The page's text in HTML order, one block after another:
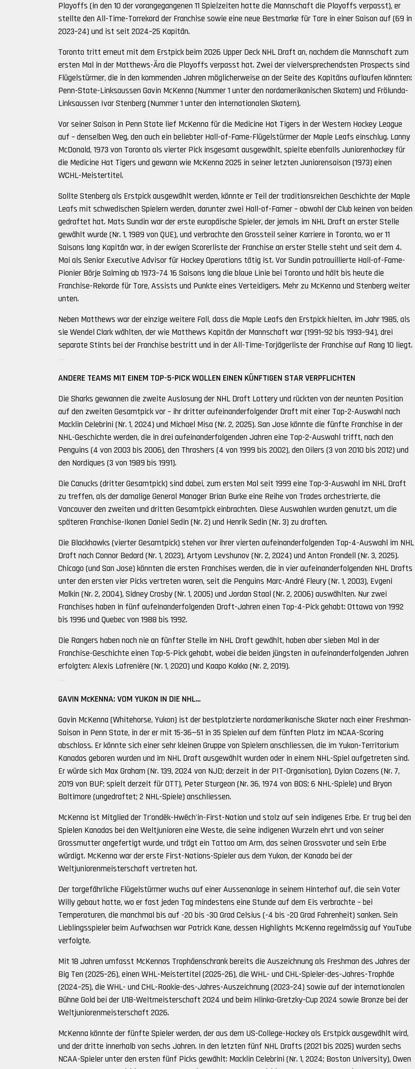
Playoffs (in den 10 der vorangegangenen 11 Spielzeiten hatte die Mannschaft die Playoffs verpasst), er
stellte den All-Time-Torrekord der Franchise sowie eine neue Bestmarke für Tore in einer Saison auf (69 in
2023–24) und ist seit 2024–25 Kapitän.
Toronto tritt erneut mit dem Erstpick beim 2026 Upper Deck NHL Draft an, nachdem die Mannschaft zum
ersten Mal in der Matthews-Ära die Playoffs verpasst hat. Zwei der vielversprechendsten Prospects sind
Flügelstürmer, die in den kommenden Jahren möglicherweise an der Seite des Kapitäns auflaufen könnten:
Penn-State-Linksaussen Gavin McKenna (Nummer 1 unter den nordamerikanischen Skatern) und Frölunda-
Linksaussen Ivar Stenberg (Nummer 1 unter den internationalen Skatern).
Vor seiner Saison in Penn State lief McKenna für die Medicine Hat Tigers in der Western Hockey League
auf – denselben Weg, den auch ein beliebter Hall-of-Fame-Flügelstürmer der Maple Leafs einschlug. Lanny
McDonald, 1973 von Toronto als vierter Pick insgesamt ausgewählt, spielte ebenfalls Juniorenhockey für
die Medicine Hat Tigers und gewann wie McKenna 2025 in seiner letzten Juniorensaison (1973) einen
WCHL-Meistertitel.
Sollte Stenberg als Erstpick ausgewählt werden, könnte er Teil der traditionsreichen Geschichte der Maple
Leafs mit schwedischen Spielern werden, darunter zwei Hall-of-Famer – obwohl der Club keinen von beiden
gedraftet hat. Mats Sundin war der erste europäische Spieler, der jemals im NHL Draft an erster Stelle
gewählt wurde (Nr. 1, 1989 von QUE), und verbrachte den Grossteil seiner Karriere in Toronto, wo er 11
Saisons lang Kapitän war, in der ewigen Scorerliste der Franchise an erster Stelle steht und seit dem 4.
Mai als Senior Executive Advisor für Hockey Operations tätig ist. Vor Sundin patrouillierte Hall-of-Fame-
Pionier Börje Salming ab 1973–74 16 Saisons lang die blaue Linie bei Toronto und hält bis heute die
Franchise-Rekorde für Tore, Assists und Punkte eines Verteidigers. Mehr zu McKenna und Stenberg weiter
unten.
Neben Matthews war der einzige weitere Fall, dass die Maple Leafs den Erstpick hielten, im Jahr 1985, als
sie Wendel Clark wählten, der wie Matthews Kapitän der Mannschaft war (1991–92 bis 1993–94), drei
separate Stints bei der Franchise bestritt und in der All-Time-Torjägerliste der Franchise auf Rang 10 liegt.
ANDERE TEAMS MIT EINEM TOP-5-PICK WOLLEN EINEN KÜNFTIGEN STAR VERPFLICHTEN
Die Sharks gewannen die zweite Auslosung der NHL Draft Lottery und rückten von der neunten Position
auf den zweiten Gesamtpick vor – ihr dritter aufeinanderfolgender Draft mit einer Top-2-Auswahl nach
Macklin Celebrini (Nr. 1, 2024) und Michael Misa (Nr. 2, 2025). San Jose könnte die fünfte Franchise in der
NHL-Geschichte werden, die in drei aufeinanderfolgenden Jahren eine Top-2-Auswahl trifft, nach den
Penguins (4 von 2003 bis 2006), den Thrashers (4 von 1999 bis 2002), den Oilers (3 von 2010 bis 2012) und
den Nordiques (3 von 1989 bis 1991).
Die Canucks (dritter Gesamtpick) sind dabei, zum ersten Mal seit 1999 eine Top-3-Auswahl im NHL Draft
zu treffen, als der damalige General Manager Brian Burke eine Reihe von Trades orchestrierte, die
Vancouver den zweiten und dritten Gesamtpick einbrachten. Diese Auswahlen wurden genutzt, um die
späteren Franchise-Ikonen Daniel Sedin (Nr. 2) und Henrik Sedin (Nr. 3) zu draften.
Die Blackhawks (vierter Gesamtpick) stehen vor ihrer vierten aufeinanderfolgenden Top-4-Auswahl im NHL
Draft nach Connor Bedard (Nr. 1, 2023), Artyom Levshunov (Nr. 2, 2024) und Anton Frondell (Nr. 3, 2025).
Chicago (und San Jose) könnten die ersten Franchises werden, die in vier aufeinanderfolgenden NHL Drafts
unter den ersten vier Picks vertreten waren, seit die Penguins Marc-André Fleury (Nr. 1, 2003), Evgeni
Malkin (Nr. 2, 2004), Sidney Crosby (Nr. 1, 2005) und Jordan Staal (Nr. 2, 2006) auswählten. Nur zwei
Franchises haben in fünf aufeinanderfolgenden Draft-Jahren einen Top-4-Pick gehabt: Ottawa von 1992
bis 1996 und Quebec von 1988 bis 1992.
Die Rangers haben noch nie an fünfter Stelle im NHL Draft gewählt, haben aber sieben Mal in der
Franchise-Geschichte einen Top-5-Pick gehabt, wobei die beiden jüngsten in aufeinanderfolgenden Jahren
erfolgten: Alexis Lafrenière (Nr. 1, 2020) und Kaapo Kakko (Nr. 2, 2019).
GAVIN McKENNA: VOM YUKON IN DIE NHL…
Gavin McKenna (Whitehorse, Yukon) ist der bestplatzierte nordamerikanische Skater nach einer Freshman-
Saison in Penn State, in der er mit 15-36—51 in 35 Spielen auf dem fünften Platz im NCAA-Scoring
abschloss. Er könnte sich einer sehr kleinen Gruppe von Spielern anschliessen, die im Yukon-Territorium
Kanadas geboren wurden und im NHL Draft ausgewählt wurden oder in einem NHL-Spiel aufgetreten sind.
Er würde sich Max Graham (Nr. 139, 2024 von NJD; derzeit in der PIT-Organisation), Dylan Cozens (Nr. 7,
2019 von BUF; spielt derzeit für OTT), Peter Sturgeon (Nr. 36, 1974 von BOS; 6 NHL-Spiele) und Bryon
Baltimore (ungedraftet; 2 NHL-Spiele) anschliessen.
McKenna ist Mitglied der Tr'ondëk-Hwëch'in-First-Nation und stolz auf sein indigenes Erbe. Er trug bei den
Spielen Kanadas bei den Weltjunioren eine Weste, die seine indigenen Wurzeln ehrt und von seiner
Grossmutter angefertigt wurde, und trägt ein Tattoo am Arm, das seinen Grossvater und sein Erbe
würdigt. McKenna war der erste First-Nations-Spieler aus dem Yukon, der Kanada bei der
Weltjuniorenmeisterschaft vertreten hat.
Der torgefährliche Flügelstürmer wuchs auf einer Aussenanlage in seinem Hinterhof auf, die sein Vater
Willy gebaut hatte, wo er fast jeden Tag mindestens eine Stunde auf dem Eis verbrachte – bei
Temperaturen, die manchmal bis auf -20 bis -30 Grad Celsius (-4 bis -20 Grad Fahrenheit) sanken. Sein
Lieblingsspieler beim Aufwachsen war Patrick Kane, dessen Highlights McKenna regelmässig auf YouTube
verfolgte.
Mit 18 Jahren umfasst McKennas Trophäenschrank bereits die Auszeichnung als Freshman des Jahres der
Big Ten (2025–26), einen WHL-Meistertitel (2025–26), die WHL- und CHL-Spieler-des-Jahres-Trophäe
(2024–25), die WHL- und CHL-Rookie-des-Jahres-Auszeichnung (2023–24) sowie auf der internationalen
Bühne Gold bei der U18-Weltmeisterschaft 2024 und beim Hlinka-Gretzky-Cup 2024 sowie Bronze bei der
Weltjuniorenmeisterschaft 2026.
McKenna könnte der fünfte Spieler werden, der aus dem US-College-Hockey als Erstpick ausgewählt wird,
und der dritte innerhalb von sechs Jahren. In den letzten fünf NHL Drafts (2021 bis 2025) wurden sechs
NCAA-Spieler unter den ersten fünf Picks gewählt: Macklin Celebrini (Nr. 1, 2024; Boston University), Owen